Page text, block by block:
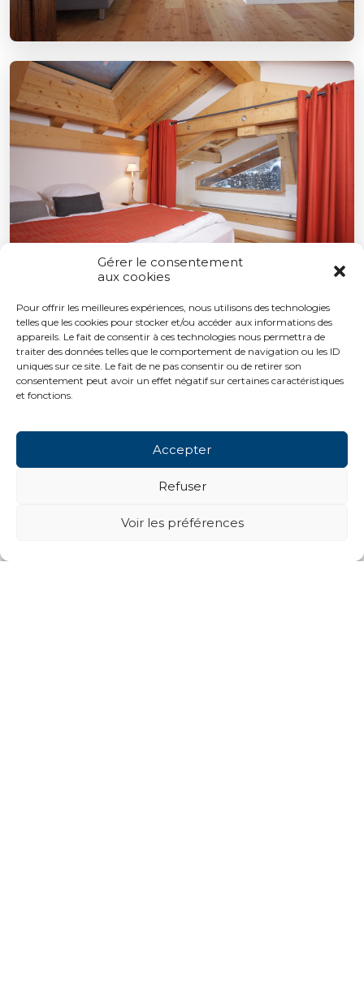
Gérer le consentement
aux cookies
Pour offrir les meilleures expériences, nous utilisons des technologies
telles que les cookies pour stocker et/ou accéder aux informations des
appareils. Le fait de consentir à ces technologies nous permettra de
traiter des données telles que le comportement de navigation ou les ID
uniques sur ce site. Le fait de ne pas consentir ou de retirer son
consentement peut avoir un effet négatif sur certaines caractéristiques
et fonctions.
Accepter
Refuser
Voir les préférences
Next projects